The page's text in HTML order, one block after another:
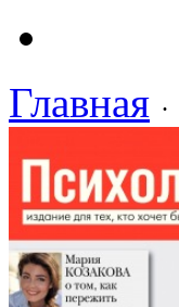
Главная ·